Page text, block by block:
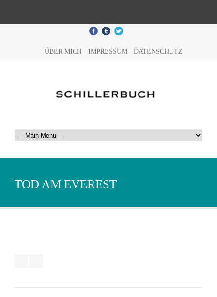
ÜBER MICH IMPRESSUM DATENSCHUTZ
TOD AM EVEREST